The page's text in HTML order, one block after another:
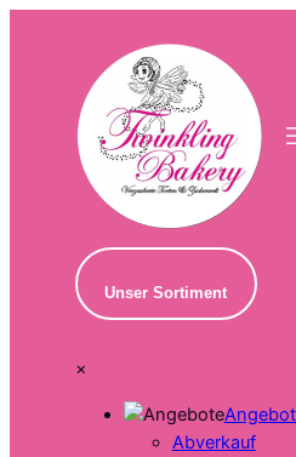
Unser Sortiment
×
Abverkauf